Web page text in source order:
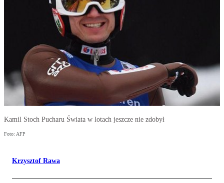
Kamil Stoch Pucharu Świata w lotach jeszcze nie zdobył
Foto: AFP
Krzysztof Rawa